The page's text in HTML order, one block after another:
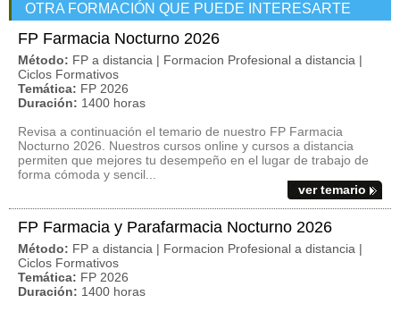
OTRA FORMACIÓN QUE PUEDE INTERESARTE
FP Farmacia Nocturno 2026
Método: FP a distancia | Formacion Profesional a distancia |
Ciclos Formativos
Temática: FP 2026
Duración: 1400 horas
Revisa a continuación el temario de nuestro FP Farmacia
Nocturno 2026. Nuestros cursos online y cursos a distancia
permiten que mejores tu desempeño en el lugar de trabajo de
forma cómoda y sencil...
ver temario
FP Farmacia y Parafarmacia Nocturno 2026
Método: FP a distancia | Formacion Profesional a distancia |
Ciclos Formativos
Temática: FP 2026
Duración: 1400 horas